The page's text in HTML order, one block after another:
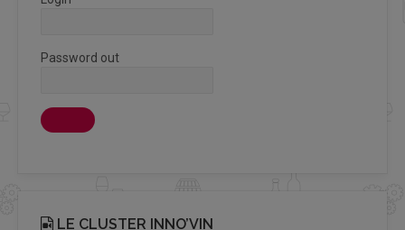
Password out
LE CLUSTER INNO’VIN